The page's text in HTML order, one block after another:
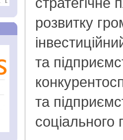
розвитку
та
та